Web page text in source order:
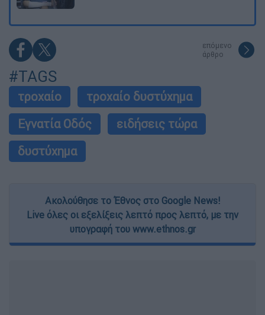
επόμενο
άρθρο
#TAGS
τροχαίο
τροχαίο δυστύχημα
Εγνατία Οδός
ειδήσεις τώρα
δυστύχημα
Ακολούθησε το Έθνος στο Google News!
Live όλες οι εξελίξεις λεπτό προς λεπτό, με την
υπογραφή του www.ethnos.gr